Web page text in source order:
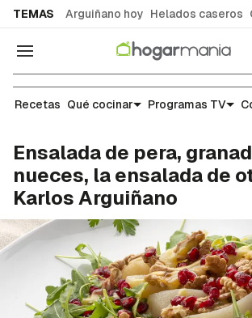
TEMAS Arguiñano hoy Helados caseros
Navegación
Recetas
Recetas Qué cocinar Programas TV
Ensalada de pera,
nueces, la ensalada de
Karlos Arguiñano